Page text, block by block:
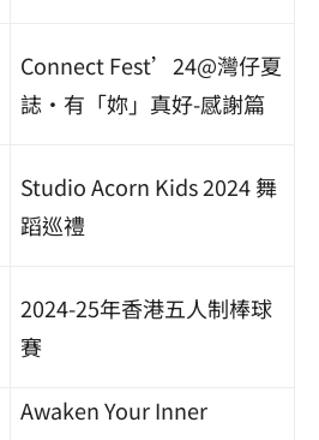
Connect Fest’24@灣仔夏
誌·有「妳」真好-感謝篇
Studio Acorn Kids 2024 舞
蹈巡禮
2024-25年香港五人制棒球
賽
Awaken Your Inner